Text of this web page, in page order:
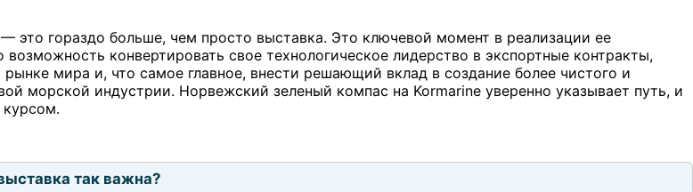
это гораздо больше, чем просто выставка. Это ключевой момент в реализации ее
конвертировать свое технологическое лидерство в экспортные контракты,
мира и, что самое главное, внести решающий вклад в создание более чистого и
морской индустрии. Норвежский зеленый компас на Kormarine уверенно указывает путь, и
курсом.
так важна?